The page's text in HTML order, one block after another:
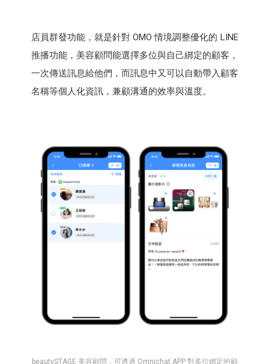
店員群發功能，就是針對 OMO 情境調整優化的 LINE
推播功能，美容顧問能選擇多位與自己綁定的顧客，
一次傳送訊息給他們，而訊息中又可以自動帶入顧客
名稱等個人化資訊，兼顧溝通的效率與溫度。
beautySTAGE 美容顧問，可透過 Omnichat APP 對多位綁定的顧